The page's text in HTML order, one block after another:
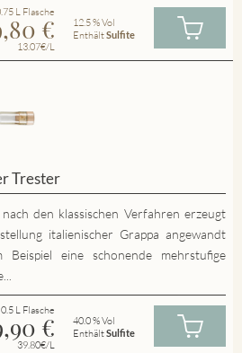
L Flasche
€
13.07€/L
12.5 % Vol
EnthältSulfite
Trester
den klassischen Verfahren erzeugt
italienischer Grappa angewandt
eine schonende mehrstufige
0.5 L Flasche
€
39.80€/L
40.0 % Vol
EnthältSulfite